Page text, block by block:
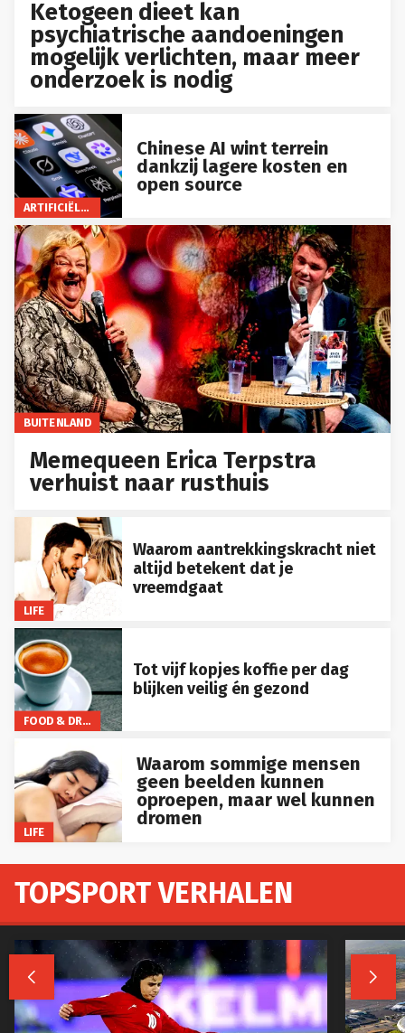
Ketogeen dieet kan
psychiatrische aandoeningen
mogelijk verlichten, maar meer
onderzoek is nodig
ARTIFICIËLE INTELLIGENTIE
Chinese AI wint terrein
dankzij lagere kosten en
open source
BUITENLAND
Memequeen Erica Terpstra
verhuist naar rusthuis
LIFE
Waarom aantrekkingskracht niet
altijd betekent dat je
vreemdgaat
FOOD & DRINKS
Tot vijf kopjes koffie per dag
blijken veilig én gezond
LIFE
Waarom sommige mensen
geen beelden kunnen
oproepen, maar wel kunnen
dromen
TOPSPORT VERHALEN
 